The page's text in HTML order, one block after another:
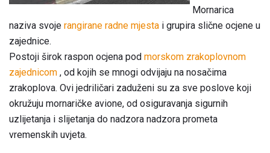
Mornarica
naziva svoje rangirane radne mjesta i grupira slične ocjene u
zajednice.
Postoji širok raspon ocjena pod morskom zrakoplovnom
zajednicom , od kojih se mnogi odvijaju na nosačima
zrakoplova. Ovi jedriličari zaduženi su za sve poslove koji
okružuju mornaričke avione, od osiguravanja sigurnih
uzlijetanja i slijetanja do nadzora nadzora prometa
vremenskih uvjeta.